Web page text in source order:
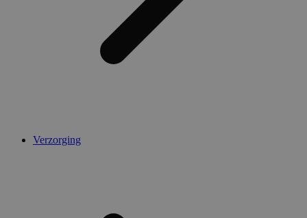
Verzorging